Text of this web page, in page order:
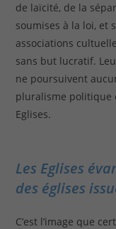
de laïcité, de la
soumises à la loi, et
associations
sans but lucratif.
ne poursuivent
pluralisme politique
Eglises.
Les Eglises
des églises
C’est l’image que